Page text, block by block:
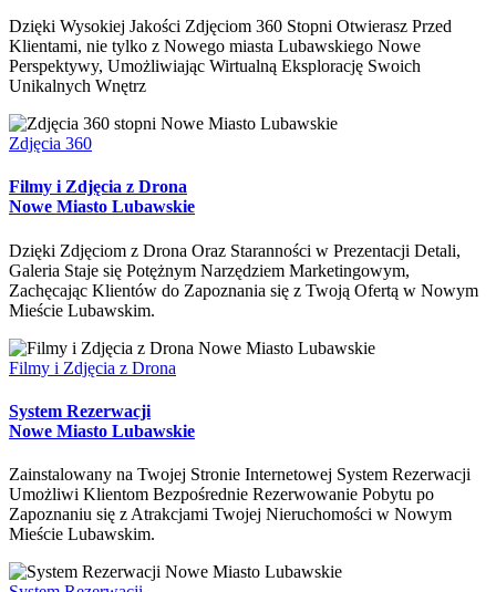
Dzięki Wysokiej Jakości Zdjęciom 360 Stopni Otwierasz Przed
Klientami, nie tylko z Nowego miasta Lubawskiego Nowe
Perspektywy, Umożliwiając Wirtualną Eksplorację Swoich
Unikalnych Wnętrz
Zdjęcia 360
Filmy i Zdjęcia z Drona
Nowe Miasto Lubawskie
Dzięki Zdjęciom z Drona Oraz Staranności w Prezentacji Detali,
Galeria Staje się Potężnym Narzędziem Marketingowym,
Zachęcając Klientów do Zapoznania się z Twoją Ofertą w Nowym
Mieście Lubawskim.
Filmy i Zdjęcia z Drona
System Rezerwacji
Nowe Miasto Lubawskie
Zainstalowany na Twojej Stronie Internetowej System Rezerwacji
Umożliwi Klientom Bezpośrednie Rezerwowanie Pobytu po
Zapoznaniu się z Atrakcjami Twojej Nieruchomości w Nowym
Mieście Lubawskim.